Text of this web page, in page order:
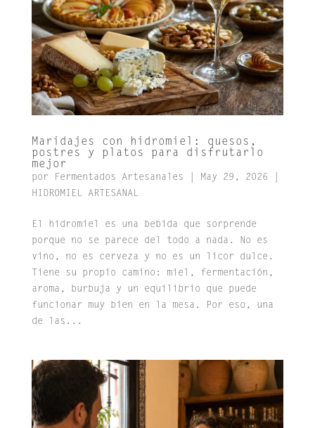
Maridajes con hidromiel: quesos,
postres y platos para disfrutarlo
mejor
por Fermentados Artesanales May 29, 2026
HIDROMIEL ARTESANAL
El hidromiel es una bebida que sorprende
porque no se parece del todo a nada. No es
vino, no es cerveza y no es un licor dulce.
Tiene su propio camino: miel, fermentación,
aroma, burbuja y un equilibrio que puede
funcionar muy bien en la mesa. Por eso, una
de las...